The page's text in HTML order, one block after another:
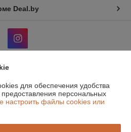
Deal.by
дополнительной отвественностью
пер, 51, ком.1
190516319
для обеспечения удобства
персональных
настроить файлы cookies или